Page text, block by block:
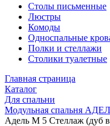
Столы письменные
Люстры
Комоды
Односпальные
Полки и стеллажи
Столики туалетные
Главная страница
Каталог
Для спальни
Модульная спальня
Адель М 5 Стеллаж (дуб